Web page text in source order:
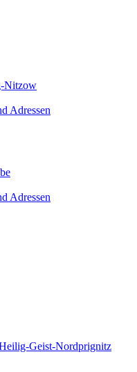
Nitzow
Adressen
Adressen
Geist-Nordprignitz